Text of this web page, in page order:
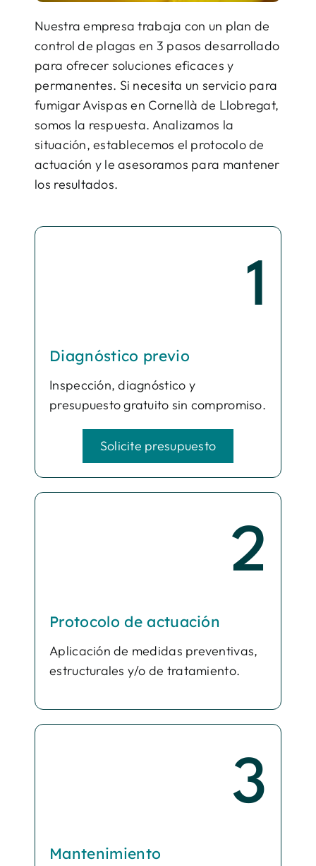
Nuestra empresa trabaja con un plan de
control de plagas en 3 pasos desarrollado
para ofrecer soluciones eficaces y
permanentes. Si necesita un servicio para
fumigar Avispas en Cornellà de Llobregat,
somos la respuesta. Analizamos la
situación, establecemos el protocolo de
actuación y le asesoramos para mantener
los resultados.
1
Diagnóstico previo
Inspección, diagnóstico y
presupuesto gratuito sin compromiso.
Solicite presupuesto
2
Protocolo de actuación
Aplicación de medidas preventivas,
estructurales y/o de tratamiento.
3
Mantenimiento